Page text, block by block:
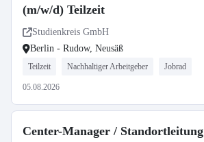
(m/w/d) Teilzeit
Studienkreis GmbH
Berlin - Rudow, Neusäß
Teilzeit Nachhaltiger Arbeitgeber Jobrad
05.08.2026
Center-Manager / Standortleitung